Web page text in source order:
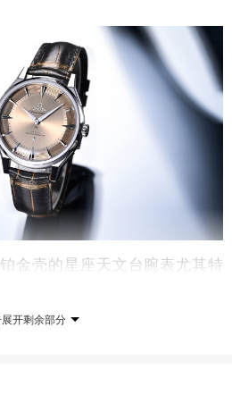
金壳的星座天文台腕表尤其特
茄创新地融入了黄金，并首次运
展开剩余部分